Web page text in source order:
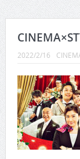
2022/2/16
ウェディング・